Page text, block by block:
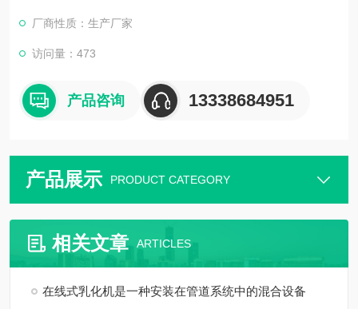
厂商性质：生产厂家
访问量：473
产品咨询 13338684951
产品展示 PRODUCT CATEGORY
相关文章 ARTICLES
在线式乳化机是一种安装在管道系统中的混合设备